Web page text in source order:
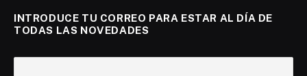
INTRODUCE TU CORREO PARA ESTAR AL DÍA DE
TODAS LAS NOVEDADES